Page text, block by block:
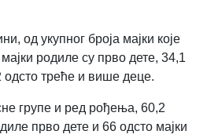
од укупног броја мајки које
родиле су прво дете, 34,1
одсто треће и више деце.
групе и ред рођења, 60,2
прво дете и 66 одсто мајки